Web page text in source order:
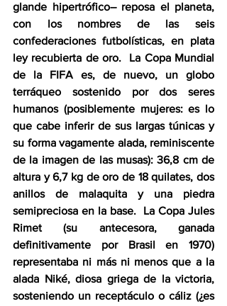
glande hipertrófico– reposa el planeta,
con los nombres de las seis
confederaciones futbolísticas, en plata
ley recubierta de oro.  La Copa Mundial
de la FIFA es, de nuevo, un globo
terráqueo sostenido por dos seres
humanos (posiblemente mujeres: es lo
que cabe inferir de sus largas túnicas y
su forma vagamente alada, reminiscente
de la imagen de las musas): 36,8 cm de
altura y 6,7 kg de oro de 18 quilates, dos
anillos de malaquita y una piedra
semipreciosa en la base.  La Copa Jules
Rimet (su antecesora, ganada
definitivamente por Brasil en 1970)
representaba ni más ni menos que a la
alada Niké, diosa griega de la victoria,
sosteniendo un receptáculo o cáliz (¿es